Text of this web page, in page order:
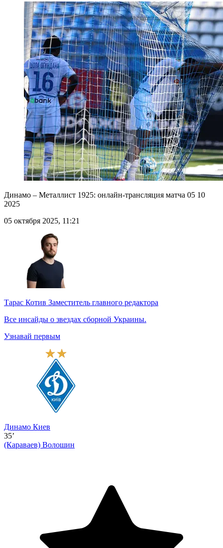
Динамо – Металлист 1925: онлайн-трансляция матча 05 10
2025
05 октября 2025, 11:21
Тарас Котив Заместитель главного редактора
Все инсайды о звездах сборной Украины.
Узнавай первым
Динамо Киев
35’
(Караваев) Волошин